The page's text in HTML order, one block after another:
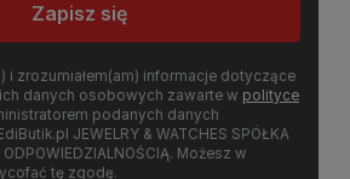
Zapisz się
i zrozumiałem(am) informacje dotyczące
danych osobowych zawarte w polityce
podanych danych
JEWELRY & WATCHES SPÓŁKA
ODPOWIEDZIALNOŚCIĄ. Możesz w
tę zgodę.